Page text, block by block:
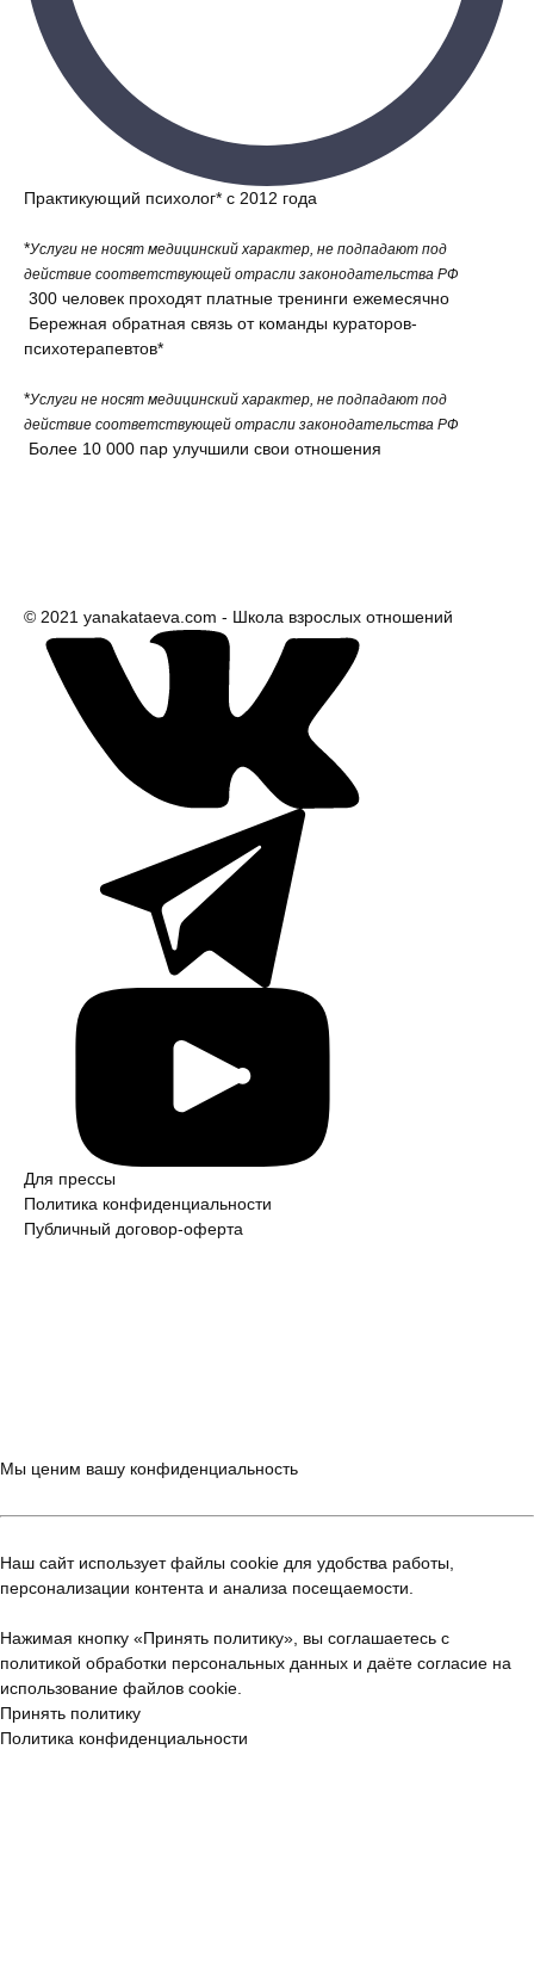
Практикующий психолог* с 2012 года
*Услуги не носят медицинский характер, не подпадают под
действие соответствующей отрасли законодательства РФ
300 человек проходят платные тренинги ежемесячно
Бережная обратная связь от команды кураторов-
психотерапевтов*
*Услуги не носят медицинский характер, не подпадают под
действие соответствующей отрасли законодательства РФ
Более 10 000 пар улучшили свои отношения
© 2021 yanakataeva.com - Школа взрослых отношений
Для прессы
Политика конфиден­ци­аль­ности
Публичный договор-оферта
Мы ценим вашу конфиденциальность
Наш сайт использует файлы cookie для удобства работы,
персонализации контента и анализа посещаемости.
Нажимая кнопку «Принять политику», вы соглашаетесь с
политикой обработки персональных данных и даёте согласие на
использование файлов cookie.
Принять политику
Политика конфиденциальности